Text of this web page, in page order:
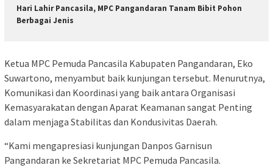
Hari Lahir Pancasila, MPC Pangandaran Tanam Bibit Pohon
Berbagai Jenis
Ketua MPC Pemuda Pancasila Kabupaten Pangandaran, Eko
Suwartono, menyambut baik kunjungan tersebut. Menurutnya,
Komunikasi dan Koordinasi yang baik antara Organisasi
Kemasyarakatan dengan Aparat Keamanan sangat Penting
dalam menjaga Stabilitas dan Kondusivitas Daerah.
“Kami mengapresiasi kunjungan Danpos Garnisun
Pangandaran ke Sekretariat MPC Pemuda Pancasila.